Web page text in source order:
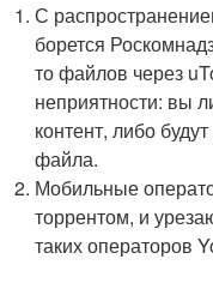
С
борется
то файлов через
неприятности: вы
контент, либо
файла.
Мобильные
торрентом, и
таких операторов